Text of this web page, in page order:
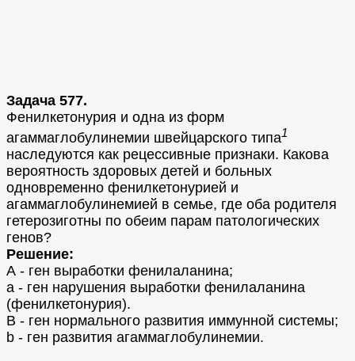
Задача 577.
Фенилкетонурия и одна из форм
агаммаглобулинемии швейцарского типа1
наследуются как рецессивные признаки. Какова
вероятность здоровых детей и больных
одновременно фенилкетонурией и
агаммаглобулинемией в семье, где оба родителя
гетерозиготны по обеим парам патологических
генов?
Решение:
А - ген выработки фенилаланина;
а - ген нарушения выработки фенилаланина
(фенилкетонурия).
В - ген нормального развития иммунной системы;
b - ген развития агаммаглобулинемии.